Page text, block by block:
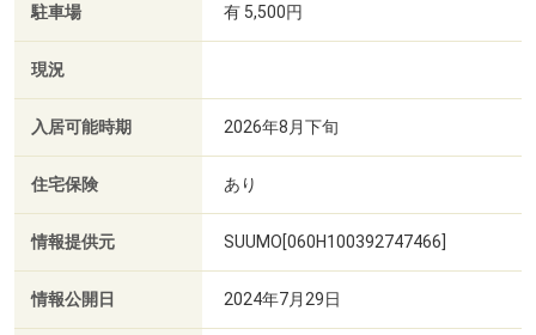
駐車場 有 5,500円
現況
入居可能時期 2026年8月下旬
住宅保険 あり
情報提供元 SUUMO[060H100392747466]
情報公開日 2024年7月29日